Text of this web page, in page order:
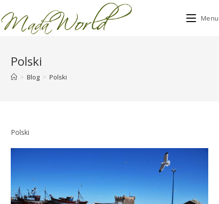
content
Menu
Polski
> Blog > Polski
Polski